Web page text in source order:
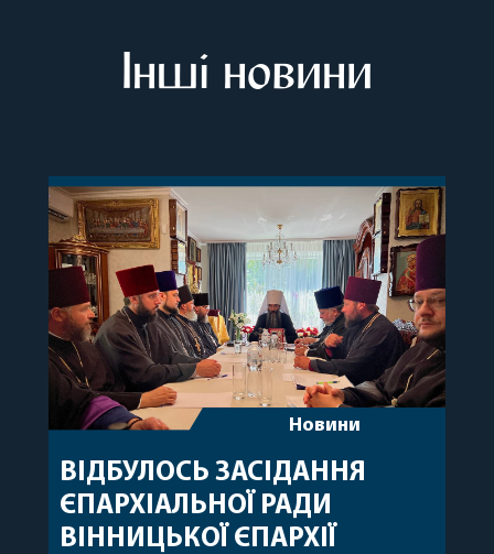
Інші новини
Новини
ВІДБУЛОСЬ ЗАСІДАННЯ
ЄПАРХІАЛЬНОЇ РАДИ
ВІННИЦЬКОЇ ЄПАРХІЇ